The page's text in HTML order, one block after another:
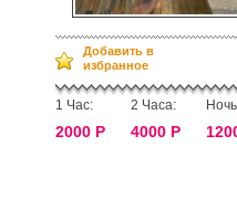
Добавить в
избранное
1 Час:
2000 Р
2 Часа:
4000 Р